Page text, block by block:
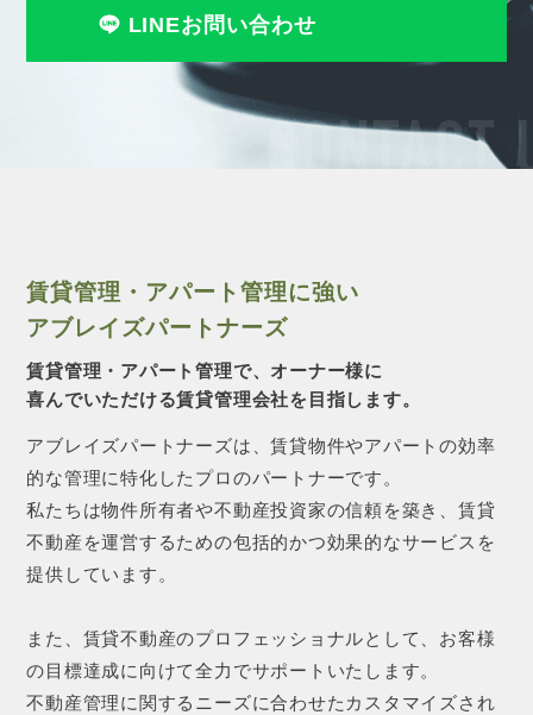
CONTACT
LINEお問い合わせ
賃貸管理・アパート管理に強い
アブレイズパートナーズ
賃貸管理・アパート管理で、オーナー様に
喜んでいただける賃貸管理会社を目指します。
アブレイズパートナーズは、賃貸物件やアパートの効率
的な管理に特化したプロのパートナーです。
私たちは物件所有者や不動産投資家の信頼を築き、賃貸
不動産を運営するための包括的かつ効果的なサービスを
提供しています。
また、賃貸不動産のプロフェッショナルとして、お客様
の目標達成に向けて全力でサポートいたします。
不動産管理に関するニーズに合わせたカスタマイズされ